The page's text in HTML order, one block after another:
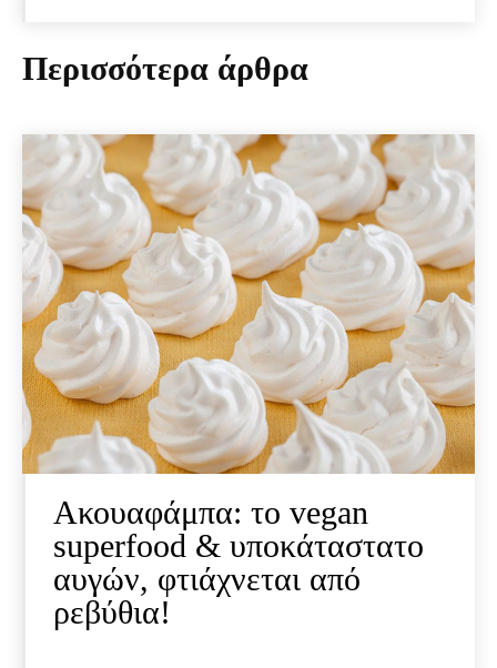
Περισσότερα άρθρα
Ακουαφάμπα: το vegan
superfood & υποκάταστατο
αυγών, φτιάχνεται από
ρεβύθια!